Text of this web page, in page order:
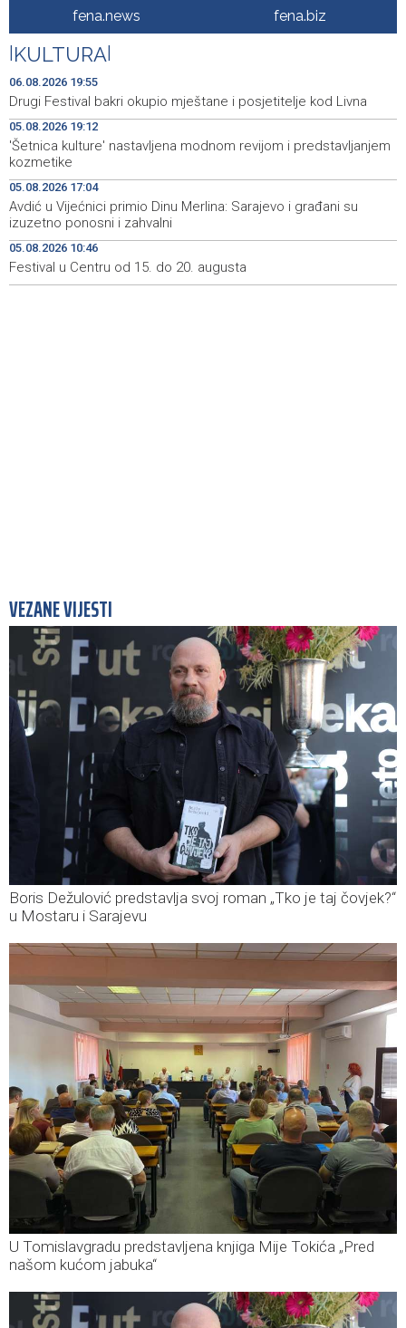
Announcement of events for Friday, 7 August 2026
19:55
Drugi Festival bakri okupio mještane i posjetitelje kod
Livna
19:45
Novi Travnik receives first direct EU funding for UNESCO
heritage project
19:33
Crishock: OHR maintains an open dialogue with all
political stakeholders in BiH
19:32
Velika nagrada Britanije ostaje u MotoGP kalendaru do
2028. godine
19:29
Španska krajnja ljevica i desnica ujedinjene protiv
Maroka kao suorganizatora SP 2030.
fena.news fena.biz
KULTURA
06.08.2026 19:55
Drugi Festival bakri okupio mještane i posjetitelje kod Livna
05.08.2026 19:12
'Šetnica kulture' nastavljena modnom revijom i predstavljanjem
kozmetike
05.08.2026 17:04
Avdić u Vijećnici primio Dinu Merlina: Sarajevo i građani su
izuzetno ponosni i zahvalni
05.08.2026 10:46
Festival u Centru od 15. do 20. augusta
VEZANE VIJESTI
Boris Dežulović predstavlja svoj roman „Tko je taj čovjek?“
u Mostaru i Sarajevu
U Tomislavgradu predstavljena knjiga Mije Tokića „Pred
našom kućom jabuka“